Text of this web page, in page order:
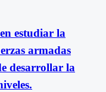
estudiar la
armadas
desarrollar la